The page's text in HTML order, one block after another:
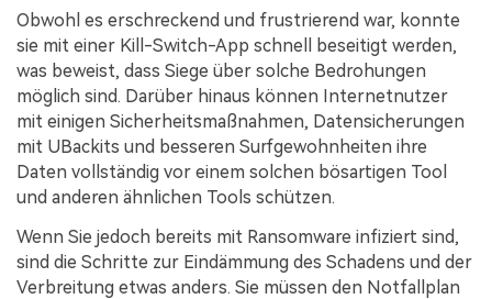
Obwohl es erschreckend und frustrierend war, konnte
sie mit einer Kill-Switch-App schnell beseitigt werden,
was beweist, dass Siege über solche Bedrohungen
möglich sind. Darüber hinaus können Internetnutzer
mit einigen Sicherheitsmaßnahmen, Datensicherungen
mit UBackits und besseren Surfgewohnheiten ihre
Daten vollständig vor einem solchen bösartigen Tool
und anderen ähnlichen Tools schützen.
Wenn Sie jedoch bereits mit Ransomware infiziert sind,
sind die Schritte zur Eindämmung des Schadens und der
Verbreitung etwas anders. Sie müssen den Notfallplan